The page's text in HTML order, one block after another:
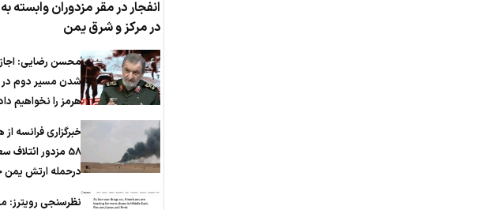
انفجار در مقر مزدوران وابسته
در مرکز و شرق یمن
محسن رضایی:
شدن مسیر دوم در
هرمز را نخواهیم
خبرگزاری فرانسه
58 مزدور ائتلاف
درحمله ارتش یمن
نظرسنجی رویترز: